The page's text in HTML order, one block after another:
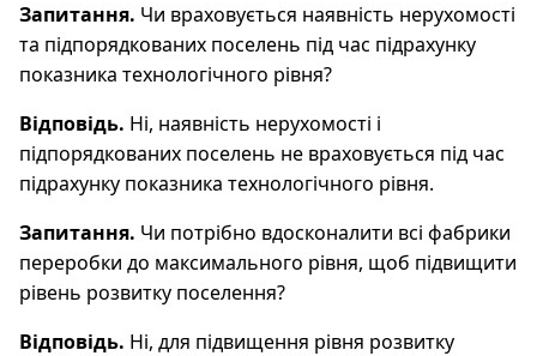
Запитання. Чи враховується наявність нерухомості
та підпорядкованих поселень під час підрахунку
показника технологічного рівня?
Відповідь. Ні, наявність нерухомості і
підпорядкованих поселень не враховується під час
підрахунку показника технологічного рівня.
Запитання. Чи потрібно вдосконалити всі фабрики
переробки до максимального рівня, щоб підвищити
рівень розвитку поселення?
Відповідь. Ні, для підвищення рівня розвитку